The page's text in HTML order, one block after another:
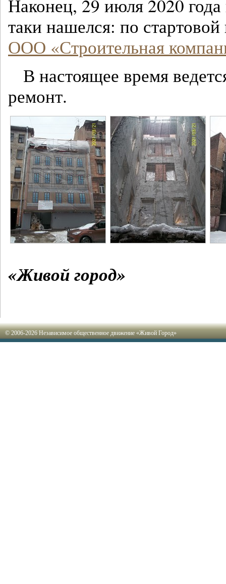
Наконец, 29 июля 2020 года
таки нашелся: по
ООО «Строительная
В настоящее время
ремонт.
«Живой город»
© 2006-2026 Независимое общественное движение «Живой Город»